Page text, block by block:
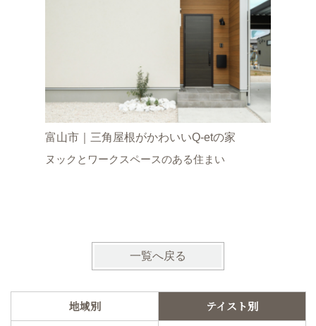
富山市｜三角屋根がかわいいQ-etの家
ヌックとワークスペースのある住まい
一覧へ戻る
地域別
テイスト別